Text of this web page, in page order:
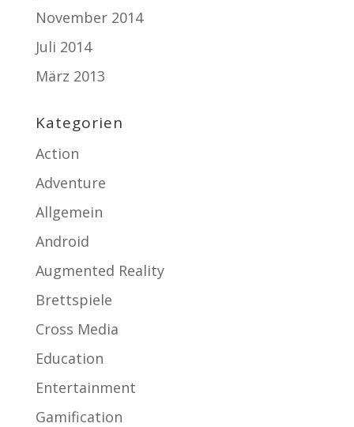
November 2014
Juli 2014
März 2013
Kategorien
Action
Adventure
Allgemein
Android
Augmented Reality
Brettspiele
Cross Media
Education
Entertainment
Gamification